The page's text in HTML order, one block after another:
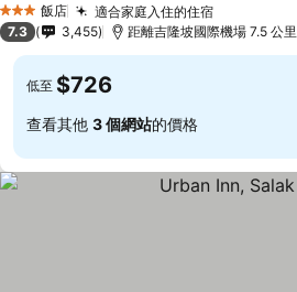
3 星級 飯店 適合家庭入住的住宿
7.3 3,455 距離吉隆坡國際機場 7.5 公里
低至 $726
查看其他 3 個網站的價格